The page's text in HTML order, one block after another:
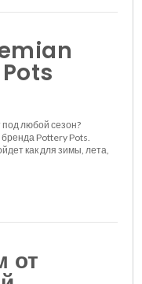
любой сезон?
Pottery Pots.
как для зимы, лета,
от